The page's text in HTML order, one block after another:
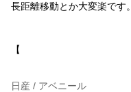
長距離移動とか大変楽です。
【
日産 / アベニール